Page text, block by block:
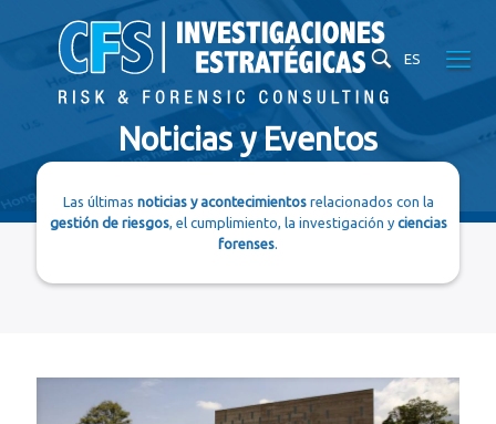
ES
Noticias y Eventos
Las últimas noticias y acontecimientosrelacionados con la
gestión de riesgos, el cumplimiento, la investigación yciencias
forenses.